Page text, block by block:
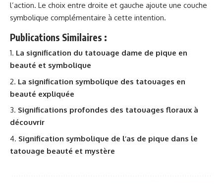
l’action. Le choix entre droite et gauche ajoute une couche
symbolique complémentaire à cette intention.
Publications Similaires :
La signification du tatouage dame de pique en
beauté et symbolique
La signification symbolique des tatouages en
beauté expliquée
Significations profondes des tatouages floraux à
découvrir
Signification symbolique de l’as de pique dans le
tatouage beauté et mystère